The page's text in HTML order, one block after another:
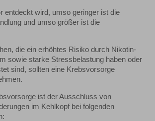
entdeckt wird, umso geringer ist die
und umso größer ist die
die ein erhöhtes Risiko durch Nikotin-
sowie starke Stressbelastung haben oder
sind, sollten eine Krebsvorsorge
ist der Ausschluss von
im Kehlkopf bei folgenden